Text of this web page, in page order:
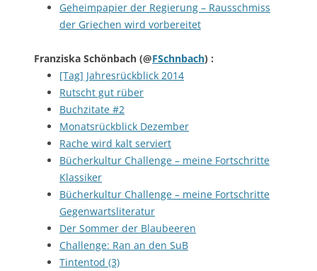
Geheimpapier der Regierung – Rausschmiss
der Griechen wird vorbereitet
Franziska Schönbach (@FSchnbach) :
[Tag] Jahresrückblick 2014
Rutscht gut rüber
Buchzitate #2
Monatsrückblick Dezember
Rache wird kalt serviert
Bücherkultur Challenge – meine Fortschritte
Klassiker
Bücherkultur Challenge – meine Fortschritte
Gegenwartsliteratur
Der Sommer der Blaubeeren
Challenge: Ran an den SuB
Tintentod (3)